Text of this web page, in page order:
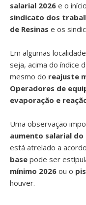
salarial 2026 e o
sindicato dos
de Resinas e os
Em algumas
seja, acima do índice
mesmo do reajuste
Operadores de
evaporação e
Uma observação
aumento salarial do
está atrelado a
base pode ser
mínimo 2026 ou o
houver.